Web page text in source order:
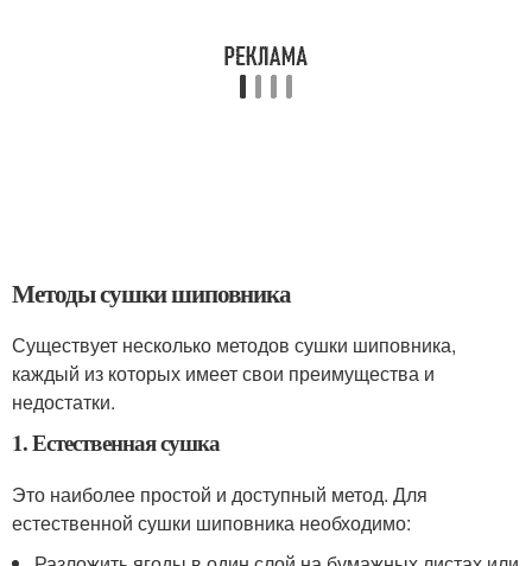
Методы сушки шиповника
Существует несколько методов сушки шиповника,
каждый из которых имеет свои преимущества и
недостатки.
1. Естественная сушка
Это наиболее простой и доступный метод. Для
естественной сушки шиповника необходимо: